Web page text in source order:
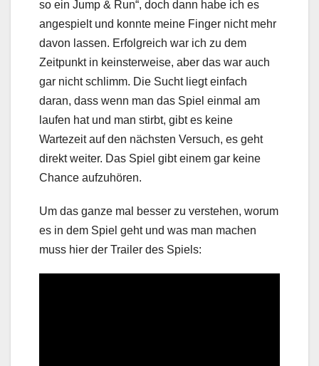
so ein Jump & Run“, doch dann habe ich es
angespielt und konnte meine Finger nicht mehr
davon lassen. Erfolgreich war ich zu dem
Zeitpunkt in keinsterweise, aber das war auch
gar nicht schlimm. Die Sucht liegt einfach
daran, dass wenn man das Spiel einmal am
laufen hat und man stirbt, gibt es keine
Wartezeit auf den nächsten Versuch, es geht
direkt weiter. Das Spiel gibt einem gar keine
Chance aufzuhören.
Um das ganze mal besser zu verstehen, worum
es in dem Spiel geht und was man machen
muss hier der Trailer des Spiels: